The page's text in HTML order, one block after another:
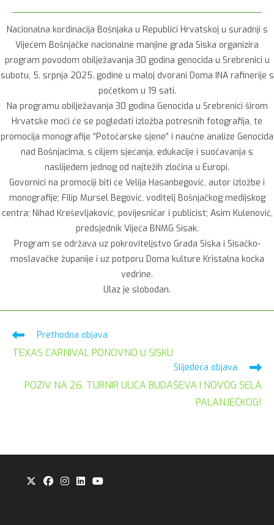
Nacionalna kordinacija Bošnjaka u Republici Hrvatskoj u suradnji s
Vijećem Bošnjačke nacionalne manjine grada Siska organizira
program povodom obilježavanja 30 godina genocida u Srebrenici u
subotu, 5. srpnja 2025. godine u maloj dvorani Doma INA rafinerije s
početkom u 19 sati.
Na programu obilježavanja 30 godina Genocida u Srebrenici širom
Hrvatske moći će se pogledati izložba potresnih fotografija, te
promocija monografije “Potočarske sjene” i naučne analize Genocida
nad Bošnjacima, s ciljem sjećanja, edukacije i suočavanja s
naslijeđem jednog od najtežih zločina u Europi.
Govornici na promociji biti će Velija Hasanbegović, autor izložbe i
monografije; Filip Mursel Begović, voditelj Bošnjačkog medijskog
centra; Nihad Kreševljaković, povijesničar i publicist; Asim Kulenović,
predsjednik Vijeća BNMG Sisak.
Program se održava uz pokroviteljstvo Grada Siska i Sisačko-
moslavačke županije i uz potporu Doma kulture Kristalna kocka
vedrine.
Ulaz je slobodan.
Pročitaj
članaka
Prethodna objava
TEXAS CARNIVAL PONOVNO U SISKU
Slijedeća objava
POZIV NA 26. TURNIR ULICA BUDAŠEVA I NOVOG SELA
PALANJEČKOG!